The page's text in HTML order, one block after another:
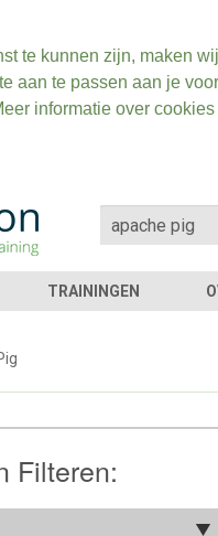
te kunnen zijn, maken
aan te passen aan je
informatie over
TRAININGEN
Filteren: